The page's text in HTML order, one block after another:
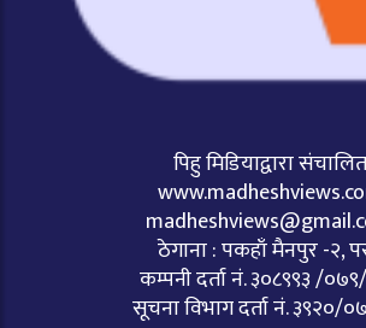
पिहु मिडियाद्वारा संचालित
ठेगाना : पकहाँ मैनपुर -२,
कम्पनी दर्ता नं. ३०८९९३ /
सूचना विभाग दर्ता नं. ३९२०/